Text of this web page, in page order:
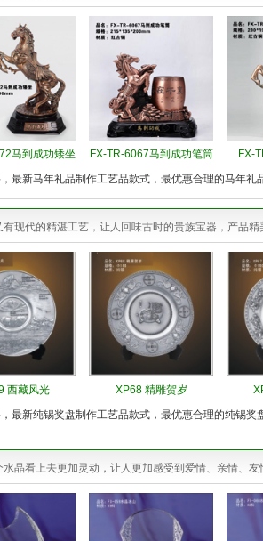
马到成功矮坐 FX-TR-6067马到成功笔筒
FX-
最新马年礼品制作工艺品款式，最优惠合理的马年礼
现代的精湛工艺，让人回味古时的贵族宝器，产品精
西藏风光 XP68 精雕贺岁
最新纯锡奖盘制作工艺品款式，最优惠合理的纯锡奖
晶看上去更加灵动，让人更加感受到爱情、亲情、友